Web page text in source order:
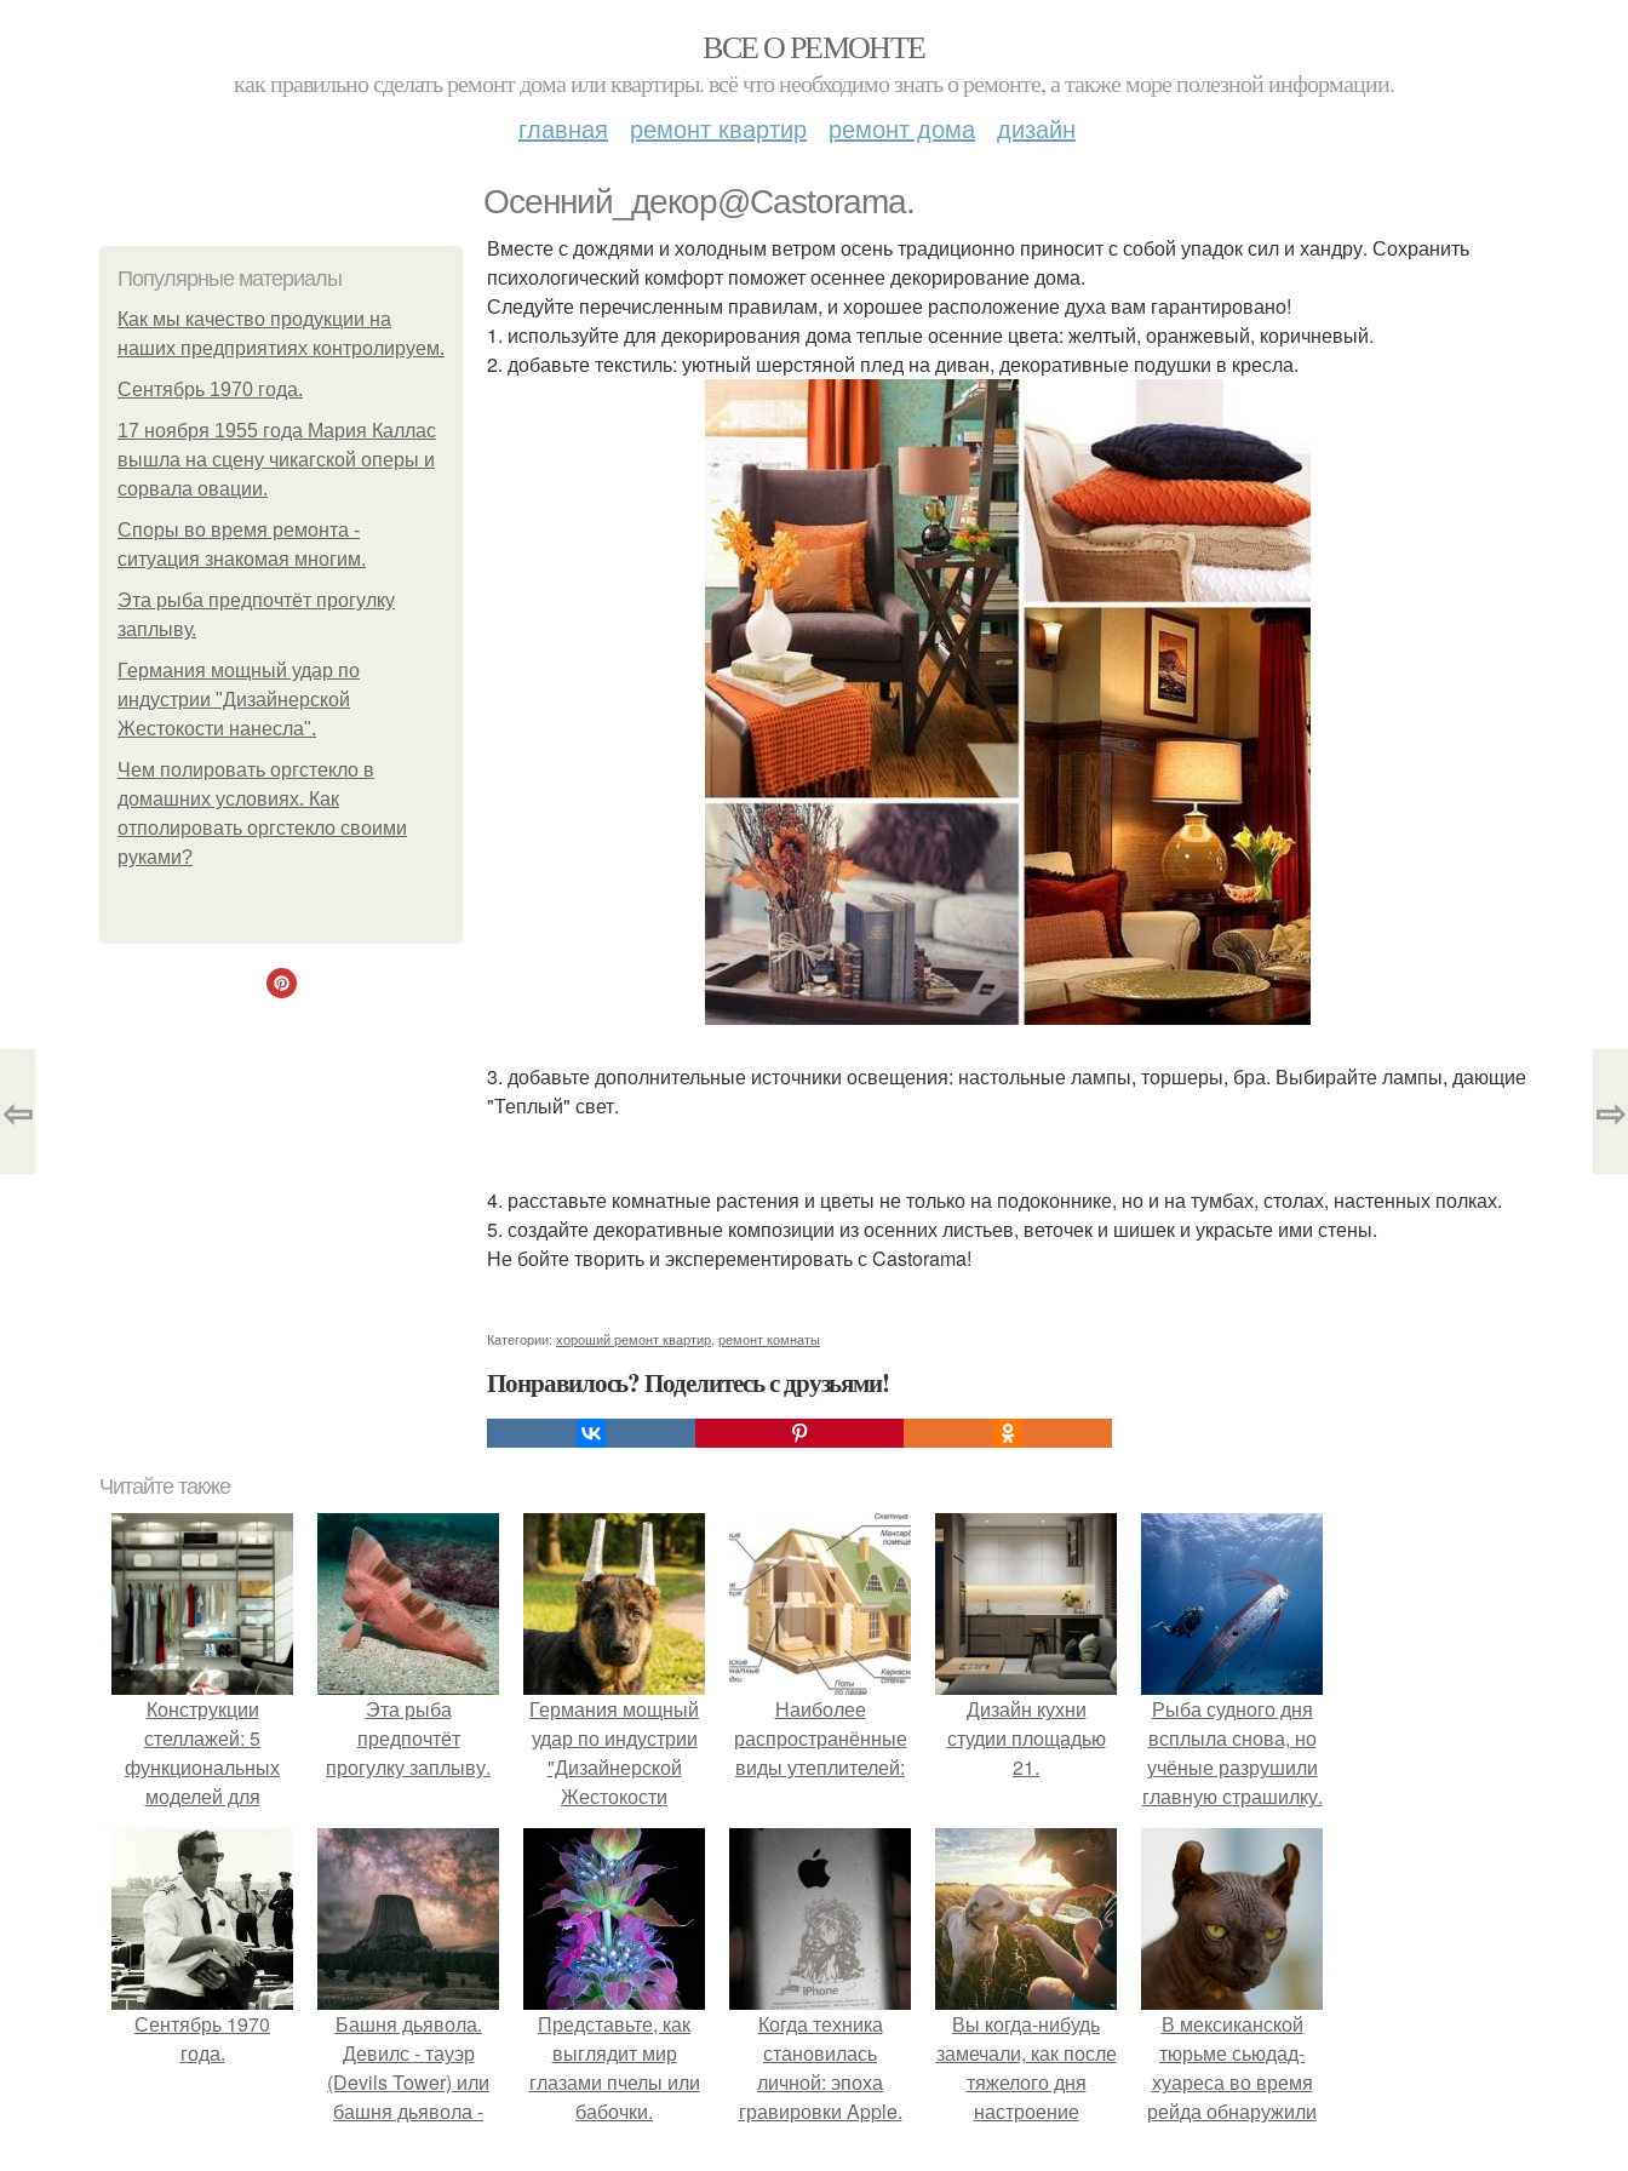
ВСЕ О РЕМОНТЕ
как правильно сделать ремонт дома или квартиры. всё что необходимо знать о ремонте, а также море полезной информации.
главная ремонт квартир ремонт дома дизайн
Осенний_декор@Castorama.
Популярные материалы
Как мы качество продукции на
наших предприятиях контролируем.
Сентябрь 1970 года.
17 ноября 1955 года Мария Каллас
вышла на сцену чикагской оперы и
сорвала овации.
Споры во время ремонта -
ситуация знакомая многим.
Эта рыба предпочтёт прогулку
заплыву.
Германия мощный удар по
индустрии "Дизайнерской
Жестокости нанесла".
Чем полировать оргстекло в
домашних условиях. Как
отполировать оргстекло своими
руками?
Вместе с дождями и холодным ветром осень традиционно приносит с собой упадок сил и хандру. Сохранить
психологический комфорт поможет осеннее декорирование дома.
Следуйте перечисленным правилам, и хорошее расположение духа вам гарантировано!
1. используйте для декорирования дома теплые осенние цвета: желтый, оранжевый, коричневый.
2. добавьте текстиль: уютный шерстяной плед на диван, декоративные подушки в кресла.
3. добавьте дополнительные источники освещения: настольные лампы, торшеры, бра. Выбирайте лампы, дающие
"Теплый" свет.
4. расставьте комнатные растения и цветы не только на подоконнике, но и на тумбах, столах, настенных полках.
5. создайте декоративные композиции из осенних листьев, веточек и шишек и украсьте ими стены.
Не бойте творить и эксперементировать с Castorama!
Категории: хороший ремонт квартир ремонт комнаты
Понравилось? Поделитесь с друзьями!
⇦ ⇨
Читайте также
Конструкции
стеллажей: 5
функциональных
моделей для
наполнения шкафа
купе и
обустройства
гардеробной
системы.
Эта рыба
предпочтёт
прогулку заплыву.
Германия мощный
удар по индустрии
"Дизайнерской
Жестокости
нанесла".
Наиболее
распространённые
виды утеплителей:
Дизайн кухни
студии площадью
21.
Рыба судного дня
всплыла снова, но
учёные разрушили
главную страшилку.
Сентябрь 1970
года.
Башня дьявола.
Девилс - тауэр
(Devils Tower) или
башня дьявола -
Представьте, как
выглядит мир
глазами пчелы или
бабочки.
Когда техника
становилась
личной: эпоха
гравировки Apple.
Вы когда-нибудь
замечали, как после
тяжелого дня
настроение
В мексиканской
тюрьме сьюдад-
хуареса во время
рейда обнаружили